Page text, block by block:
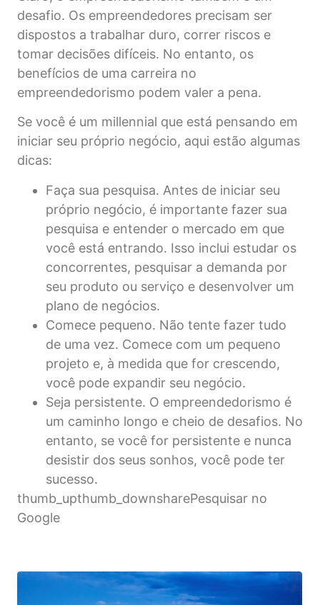
desafio. Os empreendedores precisam ser
dispostos a trabalhar duro, correr riscos e
tomar decisões difíceis. No entanto, os
benefícios de uma carreira no
empreendedorismo podem valer a pena.
Se você é um millennial que está pensando em
iniciar seu próprio negócio, aqui estão algumas
dicas:
Faça sua pesquisa. Antes de iniciar seu
próprio negócio, é importante fazer sua
pesquisa e entender o mercado em que
você está entrando. Isso inclui estudar os
concorrentes, pesquisar a demanda por
seu produto ou serviço e desenvolver um
plano de negócios.
Comece pequeno. Não tente fazer tudo
de uma vez. Comece com um pequeno
projeto e, à medida que for crescendo,
você pode expandir seu negócio.
Seja persistente. O empreendedorismo é
um caminho longo e cheio de desafios. No
entanto, se você for persistente e nunca
desistir dos seus sonhos, você pode ter
sucesso.
thumb_upthumb_downsharePesquisar no
Google